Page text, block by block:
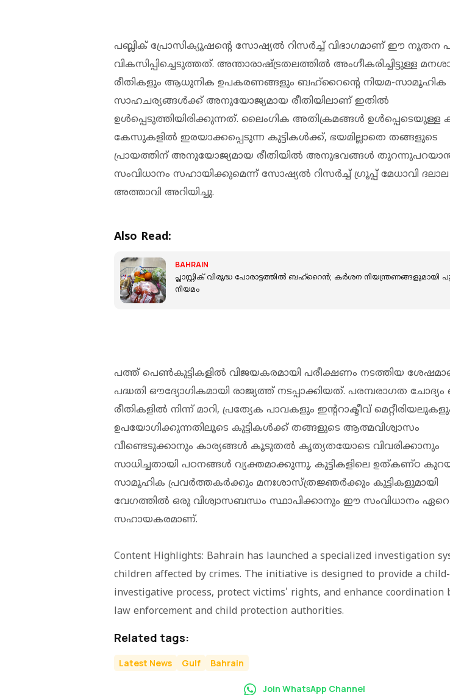
പബ്ലിക് പ്രോസിക്യൂഷന്റെ സോഷ്യൽ റിസർച്ച് വിഭാഗമാണ് ഈ നൂതന
വികസിപ്പിച്ചെടുത്തത്. അന്താരാഷ്ട്രതലത്തിൽ അംഗീകരിച്ചിട്ടുള്ള
രീതികളും ആധുനിക ഉപകരണങ്ങളും ബഹ്റൈന്റെ നിയമ-സാമൂഹിക
സാഹചര്യങ്ങൾക്ക് അനുയോജ്യമായ രീതിയിലാണ് ഇതിൽ
ഉൾപ്പെടുത്തിയിരിക്കുന്നത്. ലൈംഗിക അതിക്രമങ്ങൾ ഉൾപ്പെടെയുള്ള
കേസുകളിൽ ഇരയാക്കപ്പെടുന്ന കുട്ടികൾക്ക്, ഭയമില്ലാതെ തങ്ങളുടെ
പ്രായത്തിന് അനുയോജ്യമായ രീതിയിൽ അനുഭവങ്ങൾ
സംവിധാനം സഹായിക്കുമെന്ന് സോഷ്യൽ റിസർച്ച് ഗ്രൂപ്പ് മേധാവി
അത്താവി അറിയിച്ചു.
Also Read:
BAHRAIN
പ്ലാസ്റ്റിക് വിരുദ്ധ പോരാട്ടത്തിൽ ബഹ്റൈൻ; കർശന നിയന്ത്രണങ്ങളുമായി
നിയമം
പത്ത് പെൺകുട്ടികളിൽ വിജയകരമായി പരീക്ഷണം നടത്തിയ
പദ്ധതി ഔദ്യോഗികമായി രാജ്യത്ത് നടപ്പാക്കിയത്. പരമ്പരാഗത
രീതികളിൽ നിന്ന് മാറി, പ്രത്യേക പാവകളും ഇന്ററാക്ടീവ്
ഉപയോഗിക്കുന്നതിലൂടെ കുട്ടികൾക്ക് തങ്ങളുടെ ആത്മവിശ്വാസം
വീണ്ടെടുക്കാനും കാര്യങ്ങൾ കൂടുതൽ കൃത്യതയോടെ വിവരിക്കാനും
സാധിച്ചതായി പഠനങ്ങൾ വ്യക്തമാക്കുന്നു. കുട്ടികളിലെ ഉത്കണ്ഠ
സാമൂഹിക പ്രവർത്തകർക്കും മനഃശാസ്ത്രജ്ഞർക്കും കുട്ടികളുമായി
വേഗത്തിൽ ഒരു വിശ്വാസബന്ധം സ്ഥാപിക്കാനും ഈ സംവിധാനം ഏറെ
സഹായകരമാണ്.
Content Highlights: Bahrain has launched a specialized investigation
children affected by crimes. The initiative is designed to provide a
investigative process, protect victims' rights, and enhance coordination
law enforcement and child protection authorities.
Related tags:
Latest News Gulf Bahrain
Join WhatsApp Channel